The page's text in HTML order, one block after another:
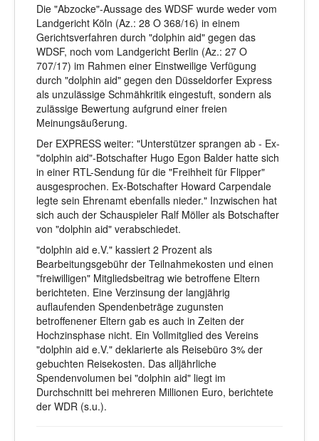
Die "Abzocke"-Aussage des WDSF wurde weder vom
Landgericht Köln (Az.: 28 O 368/16) in einem
Gerichtsverfahren durch "dolphin aid" gegen das
WDSF, noch vom Landgericht Berlin (Az.: 27 O
707/17) im Rahmen einer Einstweilige Verfügung
durch "dolphin aid" gegen den Düsseldorfer Express
als unzulässige Schmähkritik eingestuft, sondern als
zulässige Bewertung aufgrund einer freien
Meinungsäußerung.
Der EXPRESS weiter: "Unterstützer sprangen ab - Ex-
"dolphin aid"-Botschafter Hugo Egon Balder hatte sich
in einer RTL-Sendung für die "Freihheit für Flipper"
ausgesprochen. Ex-Botschafter Howard Carpendale
legte sein Ehrenamt ebenfalls nieder." Inzwischen hat
sich auch der Schauspieler Ralf Möller als Botschafter
von "dolphin aid" verabschiedet.
"dolphin aid e.V." kassiert 2 Prozent als
Bearbeitungsgebühr der Teilnahmekosten und einen
"freiwilligen" Mitgliedsbeitrag wie betroffene Eltern
berichteten. Eine Verzinsung der langjährig
auflaufenden Spendenbeträge zugunsten
betroffenener Eltern gab es auch in Zeiten der
Hochzinsphase nicht. Ein Vollmitglied des Vereins
"dolphin aid e.V." deklarierte als Reisebüro 3% der
gebuchten Reisekosten. Das alljährliche
Spendenvolumen bei "dolphin aid" liegt im
Durchschnitt bei mehreren Millionen Euro, berichtete
der WDR (s.u.).